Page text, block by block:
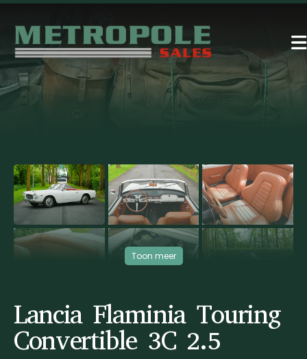
‹ ›
Toon meer
Lancia Flaminia Touring
Convertible 3C 2.5